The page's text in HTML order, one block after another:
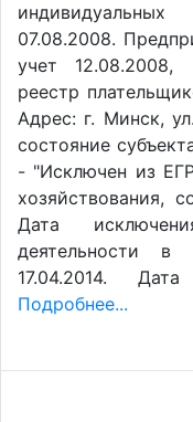
07.08.2008.
учет 12.08.2008,
реестр
Адрес: г. Минск,
состояние
- "Исключен из
хозяйствования,
Дата
деятельности
17.04.2014.
Подробнее...